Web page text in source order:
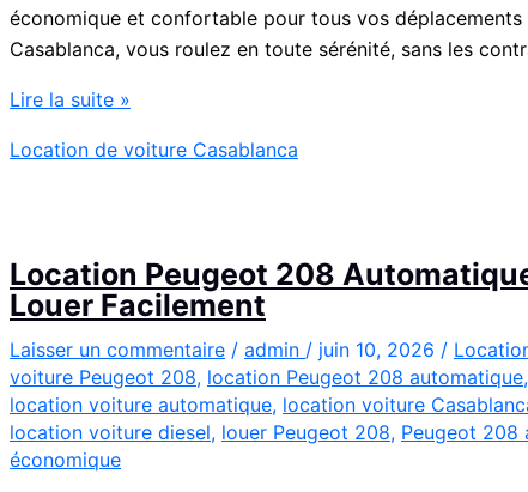
économique et confortable pour tous vos
Casablanca, vous roulez en toute sérénité, sans les
Location
Voiture
à
Casablanca
✅
Lire la suite »
Location de voiture Casablanca
Location Peugeot 208
Louer Facilement
Laisser un commentaire / admin / juin 10, 2026 /
voiture Peugeot 208, location Peugeot 208 automatique,
location voiture automatique, location voiture
location voiture diesel, louer Peugeot 208, Peugeot 208
économique